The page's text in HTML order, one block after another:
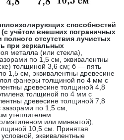
способностей
учётом внешних пограничных
отсутствия лучистых
при зеркальных
металла (или стекла),
по 1,5 см, эквивалентны
толщиной 3,6 см; б — пять
1,5 см, эквивалентны древесине
фанеры толщиной по 4 мм с
древесине толщиной 4,8
толщиной по 4 мм с
древесине толщиной 7,8
по 1,5 см,
утеплителем
или минватой),
10,5 см. Принятая
эквивалентные